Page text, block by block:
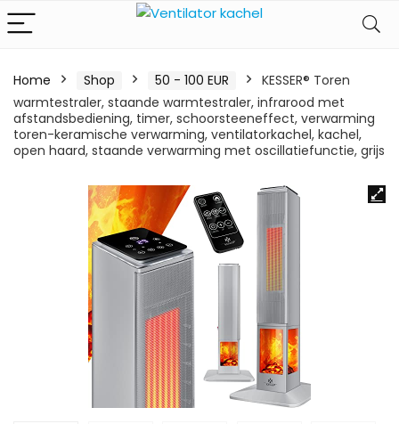
Home Shop 50 - 100 EUR
KESSER® Toren
warmtestraler, staande warmtestraler, infrarood met
afstandsbediening, timer, schoorsteeneffect, verwarming
toren-keramische verwarming, ventilatorkachel, kachel,
open haard, staande verwarming met oscillatiefunctie, grijs